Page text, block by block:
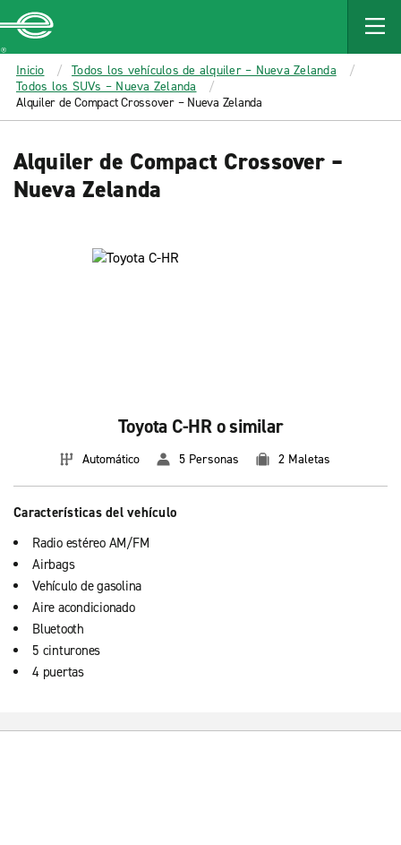
MAIN
CONTENT
Enterprise
Inicio
Todos los vehículos de alquiler – Nueva Zelanda
Todos los SUVs – Nueva Zelanda
Alquiler de Compact Crossover – Nueva Zelanda
Alquiler de Compact Crossover –
Nueva Zelanda
Toyota C-HR o similar
Automático 5 Personas 2 Maletas
Características del vehículo
Radio estéreo AM/FM
Airbags
Vehículo de gasolina
Aire acondicionado
Bluetooth
5 cinturones
4 puertas